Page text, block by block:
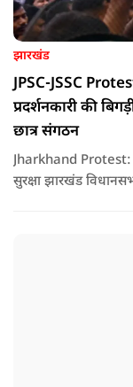
झारखंड
JPSC-JSSC
प्रदर्शनकारी की
छात्र संगठन
Jharkhand Protest: मानसून सत्र के बीच प्रदर्शन, प्रशासन ने बढ़ाई
सुरक्षा झारखंड विधानसभा के मानसून सत्र के दौरान होने वाले इस प्रदर्शन
जनाधिकार महासभा के